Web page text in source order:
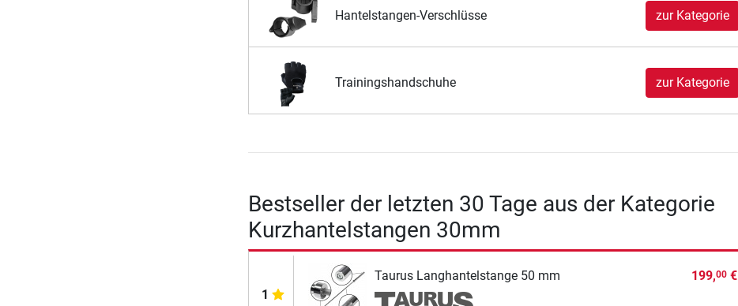
Hantelstangen-Verschlüsse zur Kategorie
Trainingshandschuhe zur Kategorie
Bestseller der letzten 30 Tage aus der Kategorie
Kurzhantelstangen 30mm
1
Taurus Langhantelstange 50 mm 199,00 €